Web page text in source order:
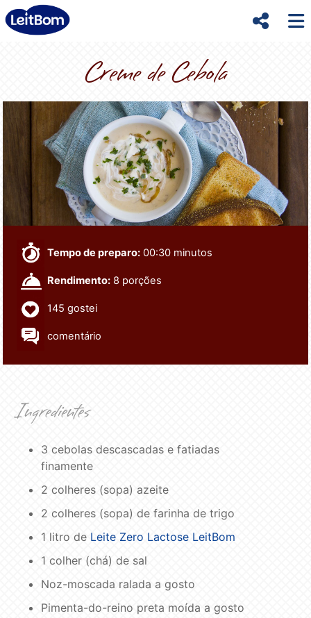
Creme de Cebola
Tempo de preparo:00:30 minutos
Rendimento:8 porções
145 gostei
comentário
Ingredientes
3 cebolas descascadas e fatiadas
finamente
2 colheres (sopa) azeite
2 colheres (sopa) de farinha de trigo
1 litro de Leite Zero Lactose LeitBom
1 colher (chá) de sal
Noz-moscada ralada a gosto
Pimenta-do-reino preta moída a gosto